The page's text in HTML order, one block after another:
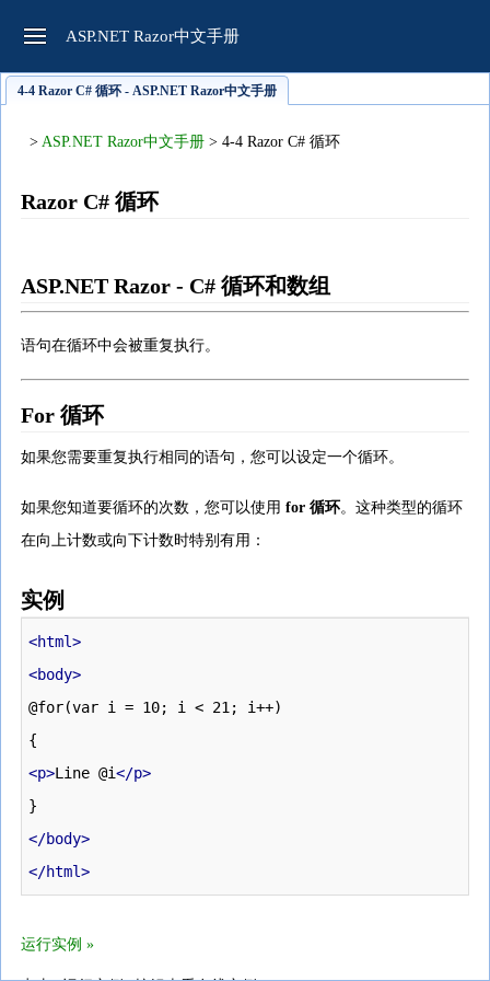
ASP.NET Razor中文手册
4-4 Razor C# 循环 - ASP.NET Razor中文手册
> ASP.NET Razor中文手册 > 4-4 Razor C# 循环
Razor C# 循环
ASP.NET Razor - C# 循环和数组
语句在循环中会被重复执行。
For 循环
如果您需要重复执行相同的语句，您可以设定一个循环。
如果您知道要循环的次数，您可以使用 for 循环。这种类型的循环
在向上计数或向下计数时特别有用：
实例
<html>
<body>
@for(var i = 10; i < 21; i++)
<p>Line @i</p>
</body>
</html>
运行实例 »